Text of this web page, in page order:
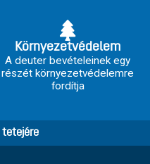
Környezetvédelem
A deuter bevételeinek egy
részét környezetvédelemre
fordítja
tetejére